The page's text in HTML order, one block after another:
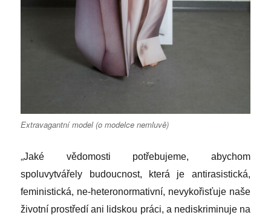
Extravagantní model (o modelce nemluvě)
„Jaké vědomosti potřebujeme, abychom
spoluvytvářely budoucnost, která je antirasistická,
feministická, ne-heteronormativní, nevykořisťuje naše
životní prostředí ani lidskou práci, a nediskriminuje na